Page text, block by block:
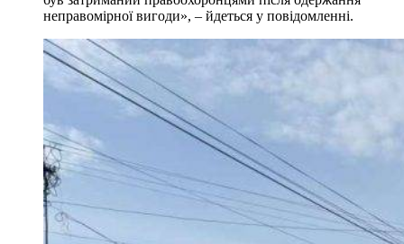
неправомірної вигоди», – йдеться у повідомленні.